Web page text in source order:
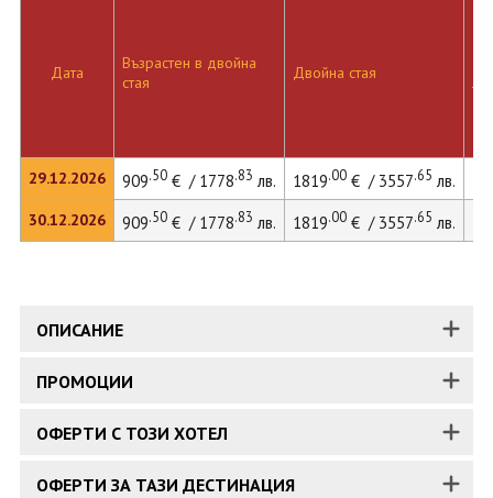
Дата
29.12.2026
30.12.2026
Възрастен в двойна
стая
Двойна стая
909.50€ / 1778.83 лв. 1819.00€ / 3557.65 лв.
909.50€ / 1778.83 лв. 1819.00€ / 3557.65 лв.
ОПИСАНИЕ
ПРОМОЦИИ
ОФЕРТИ С ТОЗИ ХОТЕЛ
ОФЕРТИ ЗА ТАЗИ ДЕСТИНАЦИЯ